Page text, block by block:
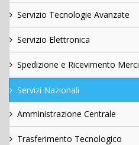
Servizio Tecnologie Avanzate
Servizio Elettronica
Spedizione e Ricevimento Merci
Servizi Nazionali
Amministrazione Centrale
Trasferimento Tecnologico